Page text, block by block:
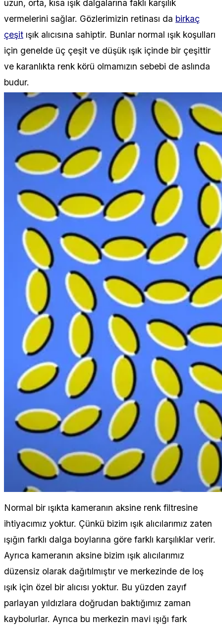
uzun, orta, kısa ışık dalgalarına faklı karşılık
vermelerini sağlar. Gözlerimizin retinası da birkaç
çeşit ışık alıcısına sahiptir. Bunlar normal ışık koşulları
için genelde üç çeşit ve düşük ışık içinde bir çeşittir
ve karanlıkta renk körü olmamızın sebebi de aslında
budur.
Normal bir ışıkta kameranın aksine renk filtresine
ihtiyacımız yoktur. Çünkü bizim ışık alıcılarımız zaten
ışığın farklı dalga boylarına göre farklı karşılıklar verir.
Ayrıca kameranın aksine bizim ışık alıcılarımız
düzensiz olarak dağıtılmıştır ve merkezinde de loş
ışık için özel bir alıcısı yoktur. Bu yüzden zayıf
parlayan yıldızlara doğrudan baktığımız zaman
kaybolurlar. Ayrıca bu merkezin mavi ışığı fark